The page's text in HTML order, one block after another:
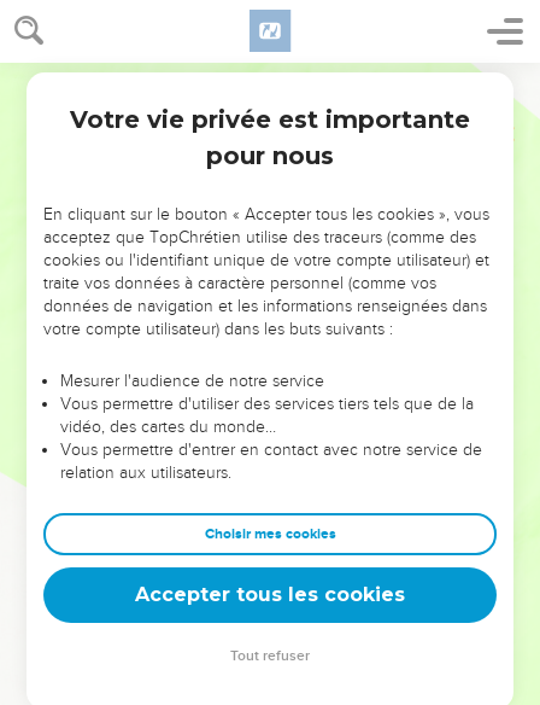
NE MANQUEZ PAS L’ÉVÉNEMENT
DE L’ANNÉE !
ET SI LEURS ERREURS POUVAIENT VOUS ÉVITER LES
VOTRES ?
leur foi ou leur vision. Mais on voit moins les doutes, les erreurs
et les saisons difficiles qu'ils ont traversés, alors même que ce
sont elles qui les ont façonnés.
Dans cette conférence, leaders, entrepreneurs, et responsables
clés pour avancer avec plus de sagesse afin que leurs erreurs
deviennent vos tremplins. Que vous guidiez un ministère, une
équipe, un groupe ou une famille, leur expérience est faite
Votre vie privée est importante
pour nous
En cliquant sur le bouton « Accepter tous les cookies », vous
acceptez que TopChrétien utilise des traceurs (comme des
cookies ou l'identifiant unique de votre compte utilisateur) et
traite vos données à caractère personnel (comme vos
données de navigation et les informations renseignées dans
votre compte utilisateur) dans les buts suivants :
Mesurer l'audience de notre service
Vous permettre d'utiliser des services tiers tels que de la
vidéo, des cartes du monde…
Vous permettre d'entrer en contact avec notre service de
relation aux utilisateurs.
Choisir mes cookies
Accepter tous les cookies
Tout refuser